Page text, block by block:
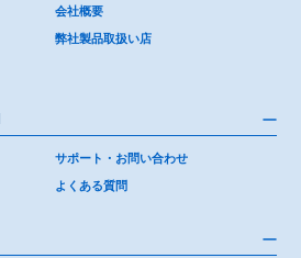
会社概要
弊社製品取扱い店
サポート・お問い合わせ
よくある質問